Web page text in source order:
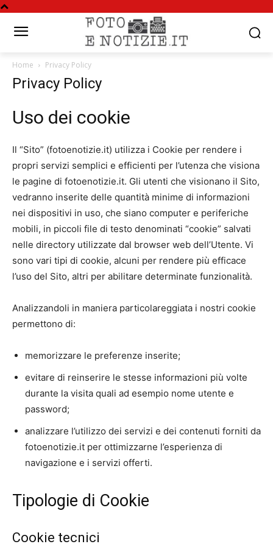
Home Privacy Policy
Privacy Policy
Uso dei cookie
Il “Sito” (fotoenotizie.it) utilizza i Cookie per rendere i
propri servizi semplici e efficienti per l’utenza che visiona
le pagine di fotoenotizie.it. Gli utenti che visionano il Sito,
vedranno inserite delle quantità minime di informazioni
nei dispositivi in uso, che siano computer e periferiche
mobili, in piccoli file di testo denominati “cookie” salvati
nelle directory utilizzate dal browser web dell’Utente. Vi
sono vari tipi di cookie, alcuni per rendere più efficace
l’uso del Sito, altri per abilitare determinate funzionalità.
Analizzandoli in maniera particolareggiata i nostri cookie
permettono di:
memorizzare le preferenze inserite;
evitare di reinserire le stesse informazioni più volte
durante la visita quali ad esempio nome utente e
password;
analizzare l’utilizzo dei servizi e dei contenuti forniti da
fotoenotizie.it per ottimizzarne l’esperienza di
navigazione e i servizi offerti.
Tipologie di Cookie
Cookie tecnici